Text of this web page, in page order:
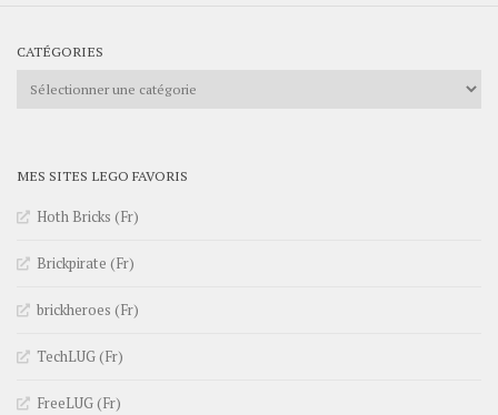
CATÉGORIES
Catégories
MES SITES LEGO FAVORIS
Hoth Bricks (Fr)
Brickpirate (Fr)
brickheroes (Fr)
TechLUG (Fr)
FreeLUG (Fr)